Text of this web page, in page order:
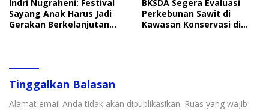
Indri Nugraheni: Festival
Sayang Anak Harus Jadi
Gerakan Berkelanjutan
BKSDA Segera Evaluasi
Perkebunan Sawit di
Kawasan Konservasi di
Tinggalkan Balasan
Alamat email Anda tidak akan dipublikasikan. Ruas yang wajib